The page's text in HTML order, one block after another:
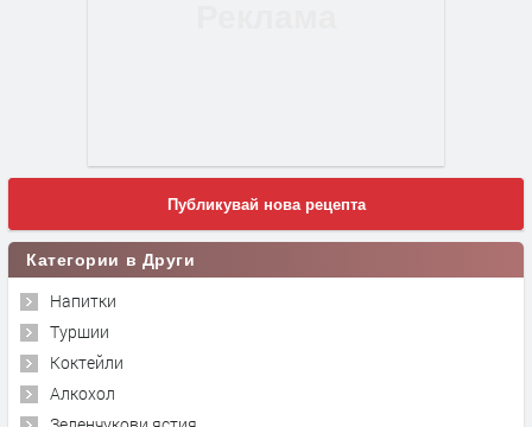
Публикувай нова рецепта
Категории в Други
Напитки
Туршии
Коктейли
Алкохол